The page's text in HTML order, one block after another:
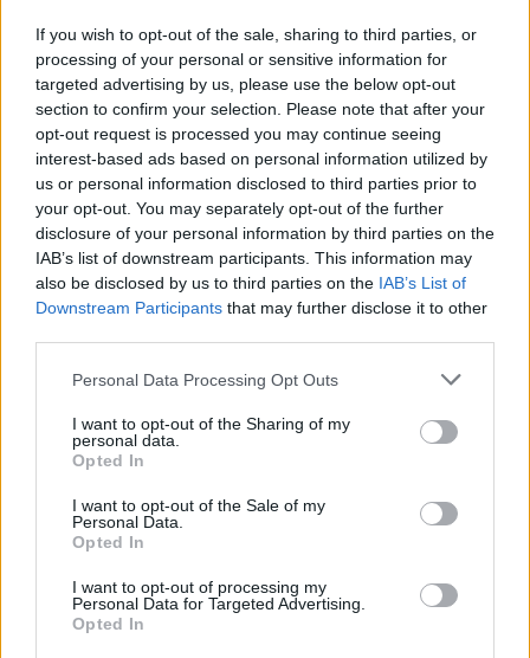
If you wish to opt-out of the sale, sharing to third parties, or
processing of your personal or sensitive information for
targeted advertising by us, please use the below opt-out
section to confirm your selection. Please note that after your
opt-out request is processed you may continue seeing
interest-based ads based on personal information utilized by
us or personal information disclosed to third parties prior to
your opt-out. You may separately opt-out of the further
disclosure of your personal information by third parties on the
IAB’s list of downstream participants. This information may
also be disclosed by us to third parties on the IAB’s List of
Downstream Participants that may further disclose it to other
Please note that this website/app uses one or more Google
not limited to your visit or usage behaviour. You may click to
grant or deny consent to Google and its third-party tags to
use your data for below specified purposes in below Google
consent section.
Personal Data Processing Opt Outs
I want to opt-out of the Sharing of my
personal data.
Opted In
I want to opt-out of the Sale of my
Personal Data.
Opted In
I want to opt-out of processing my
Personal Data for Targeted Advertising.
Opted In
Követem
#BALESET-BŰNÜGY BŰNÜGY
M2-ES AUTÓÚT #ÜLDÖZÉS # AUTÓS ÜLDÖZÉS
#LESZORÍTÁS
Népszerű